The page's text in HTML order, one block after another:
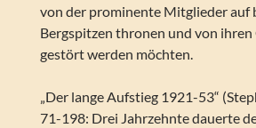
von der prominente Mitglieder auf
Bergspitzen thronen und von
gestört werden möchten.
„Der lange Aufstieg 1921-53“
71-198: Drei Jahrzehnte dauerte